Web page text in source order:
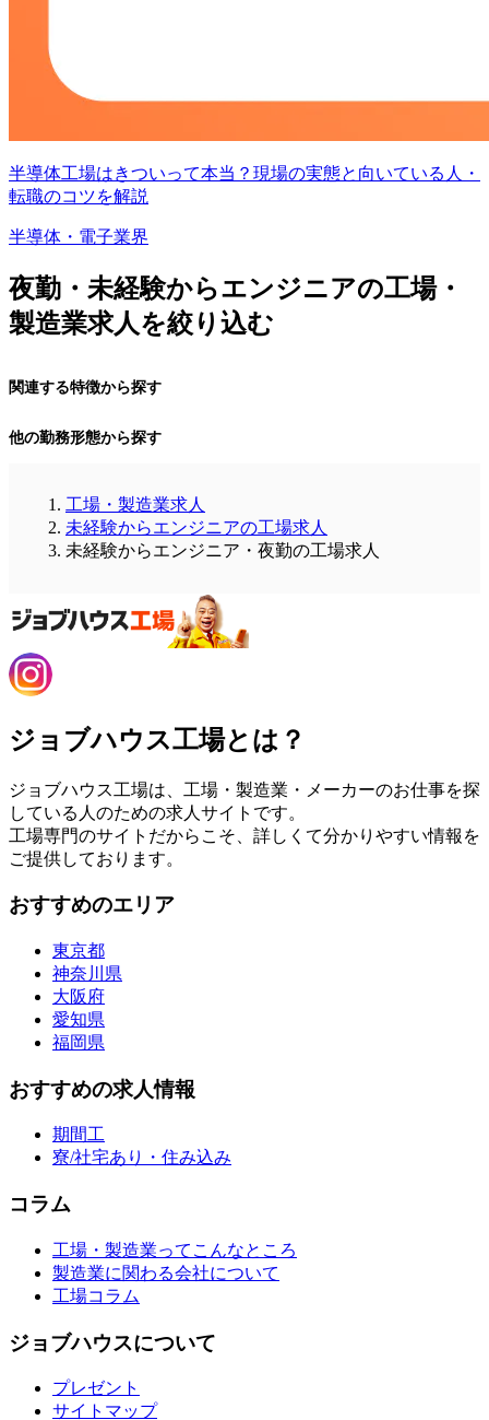
半導体工場はきついって本当？現場の実態と向いている人・
転職のコツを解説
半導体・電子業界
夜勤・未経験からエンジニアの工場・
製造業求人を絞り込む
関連する特徴から探す
他の勤務形態から探す
工場・製造業求人
未経験からエンジニアの工場求人
未経験からエンジニア・夜勤の工場求人
ジョブハウス工場とは？
ジョブハウス工場は、工場・製造業・メーカーのお仕事を探
している人のための求人サイトです。
工場専門のサイトだからこそ、詳しくて分かりやすい情報を
ご提供しております。
おすすめのエリア
東京都
神奈川県
大阪府
愛知県
福岡県
おすすめの求人情報
期間工
寮/社宅あり・住み込み
コラム
工場・製造業ってこんなところ
製造業に関わる会社について
工場コラム
ジョブハウスについて
プレゼント
サイトマップ